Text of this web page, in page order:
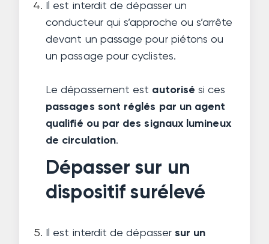
Il est interdit de dépasser un
conducteur qui s’approche ou s’arrête
devant un passage pour piétons ou
un passage pour cyclistes.
Le dépassement est autorisé si ces
passages sont réglés par un agent
qualifié ou par des signaux lumineux
de circulation.
Dépasser sur un
dispositif surélevé
Il est interdit de dépasser sur un